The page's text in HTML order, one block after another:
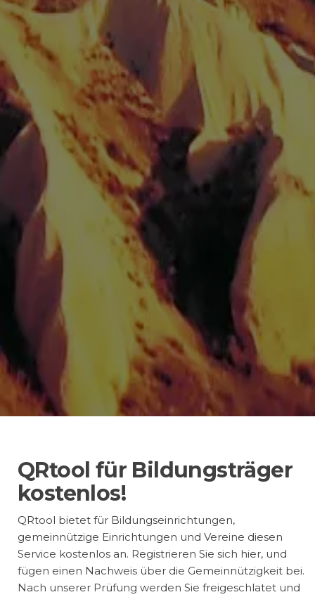
QRtool für Bildungsträger
kostenlos!
QRtool bietet für Bildungseinrichtungen,
gemeinnützige Einrichtungen und Vereine diesen
Service kostenlos an. Registrieren Sie sich hier, und
fügen einen Nachweis über die Gemeinnützigkeit bei.
Nach unserer Prüfung werden Sie freigeschlatet und